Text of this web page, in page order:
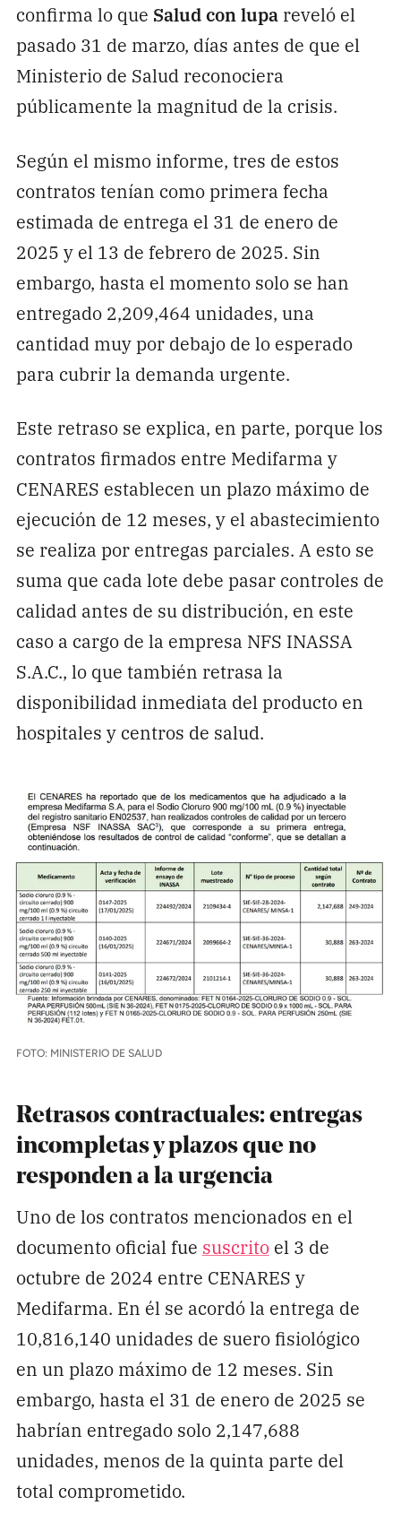
confirma lo que Salud con lupareveló el
pasado 31 de marzo, días antes de que el
Ministerio de Salud reconociera
públicamente la magnitud de la crisis.
Según el mismo informe, tres de estos
contratos tenían como primera fecha
estimada de entrega el 31 de enero de
2025 y el 13 de febrero de 2025. Sin
embargo, hasta el momento solo se han
entregado 2,209,464 unidades, una
cantidad muy por debajo de lo esperado
para cubrir la demanda urgente.
Este retraso se explica, en parte, porque los
contratos firmados entre Medifarma y
CENARES establecen un plazo máximo de
ejecución de 12 meses, y el abastecimiento
se realiza por entregas parciales. A esto se
suma que cada lote debe pasar controles de
calidad antes de su distribución, en este
caso a cargo de la empresa NFS INASSA
S.A.C., lo que también retrasa la
disponibilidad inmediata del producto en
hospitales y centros de salud.
FOTO: MINISTERIO DE SALUD
Retrasos contractuales: entregas
incompletas y plazos que no
responden a la urgencia
Uno de los contratos mencionados en el
documento oficial fue suscritoel 3 de
octubre de 2024 entre CENARES y
Medifarma. En él se acordó la entrega de
10,816,140 unidades de suero fisiológico
en un plazo máximo de 12 meses. Sin
embargo, hasta el 31 de enero de 2025 se
habrían entregado solo 2,147,688
unidades, menos de la quinta parte del
total comprometido.